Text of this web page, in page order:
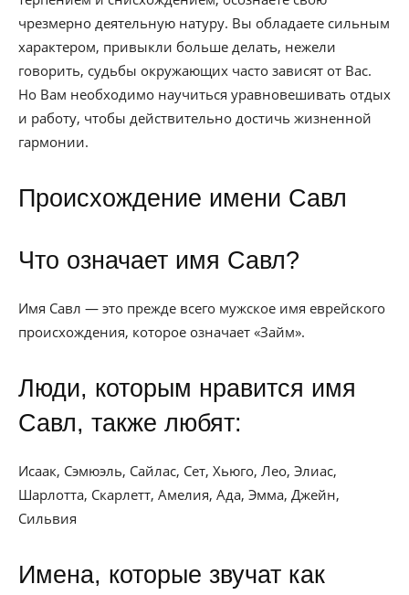
чрезмерно деятельную натуру. Вы обладаете сильным
характером, привыкли больше делать, нежели
говорить, судьбы окружающих часто зависят от Вас.
Но Вам необходимо научиться уравновешивать отдых
и работу, чтобы действительно достичь жизненной
гармонии.
Происхождение имени Савл
Что означает имя Савл?
Имя Савл — это прежде всего мужское имя еврейского
происхождения, которое означает «Займ».
Люди, которым нравится имя
Савл, также любят:
Исаак, Сэмюэль, Сайлас, Сет, Хьюго, Лео, Элиас,
Шарлотта, Скарлетт, Амелия, Ада, Эмма, Джейн,
Сильвия
Имена, которые звучат как